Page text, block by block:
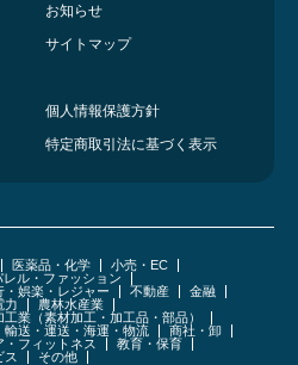
お知らせ
サイトマップ
個人情報保護方針
特定商取引法に基づく表示
医薬品・化学
小売・EC
レル・ファッション
・娯楽・レジャー 不動産
金融
力
農林水産業
工業（素材加工・加工品・部品）
輸送・運送・海運・物流
商社・卸
フィットネス
教育・保育
ス その他